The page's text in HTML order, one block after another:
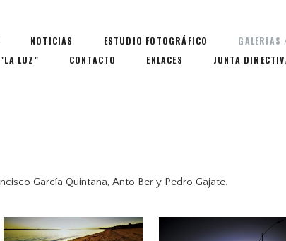
NOTICIAS ESTUDIO FOTOGRÁFICO
LUZ" CONTACTO ENLACES JUNTA
García Quintana, Anto Ber y Pedro Gajate.